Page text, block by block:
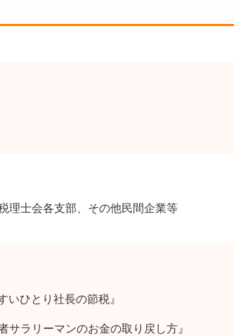
理士会各支部、その他民間企業等
いひとり社長の節税』
サラリーマンのお金の取り戻し方』